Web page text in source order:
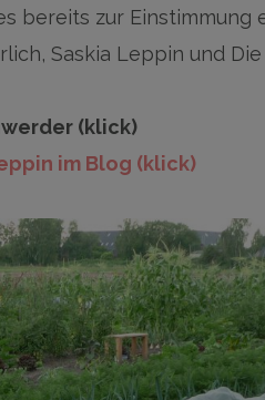
bereits zur Einstimmung
Saskia Leppin und Die
(klick)
im Blog (klick)